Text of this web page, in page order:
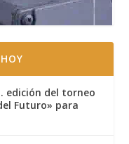
edición del torneo
Futuro» para